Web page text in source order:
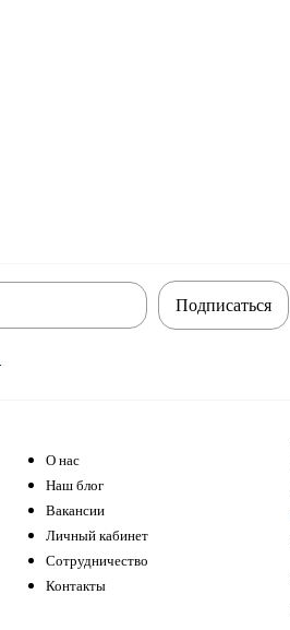
Подписаться
О нас
Наш блог
Вакансии
Личный кабинет
Сотрудничество
Контакты